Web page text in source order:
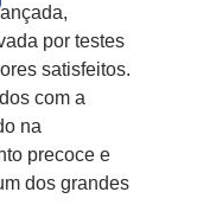
por testes
satisfeitos.
com a
na
precoce e
dos grandes